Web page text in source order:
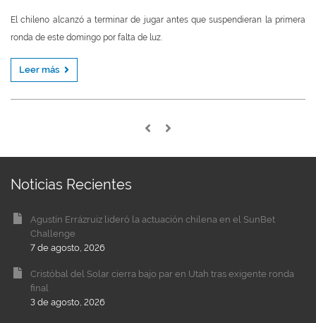
El chileno alcanzó a terminar de jugar antes que suspendieran la primera
ronda de este domingo por falta de luz.
Leer más
Noticias Recientes
Agustín Errázruiz lideró la actuación chilena en el SunBet
Challenge
7 de agosto, 2026
Cristóbal del Solar cierra bajo par en Utah tras exigente ronda
final
3 de agosto, 2026